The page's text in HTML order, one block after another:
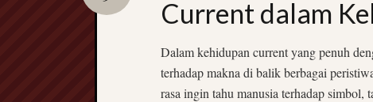
Current dalam
Dalam kehidupan current yang penuh
terhadap makna di balik berbagai
rasa ingin tahu manusia terhadap